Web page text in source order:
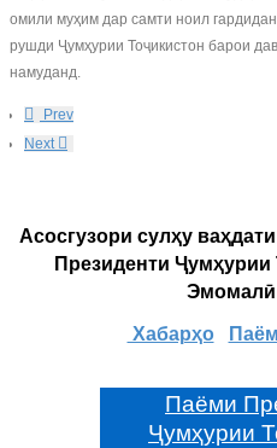
омили муҳим дар самти ноил
рушди Ҷумҳурии Тоҷикистон барои
намуданд.
Prev
Next
Асосгузори сулҳу
Президенти Ҷумҳурии
Хабарҳо
Паёми
Ҷумҳурии